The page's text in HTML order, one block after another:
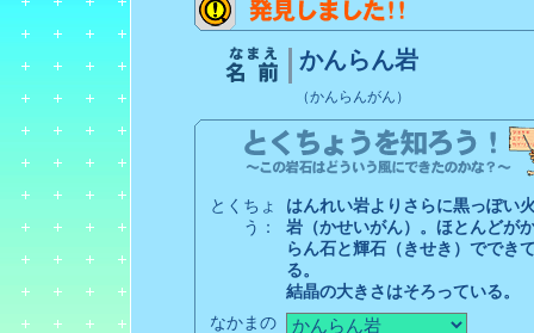
かんらん岩
（かんらんがん）
とくちょ
う：
はんれい岩よりさらに黒っぽい
岩（かせいがん）。ほとんどが
らん石と輝石（きせき）ででき
る。
結晶の大きさはそろっている。
なかまの